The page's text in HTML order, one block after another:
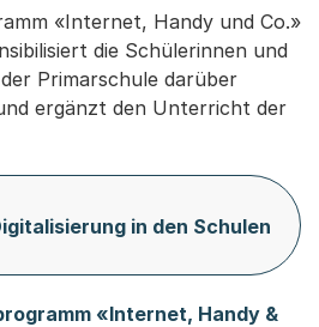
«Internet, Handy und Co.»
die Schülerinnen und
Primarschule darüber
ergänzt den Unterricht der
in den Schulen
«Internet, Handy &